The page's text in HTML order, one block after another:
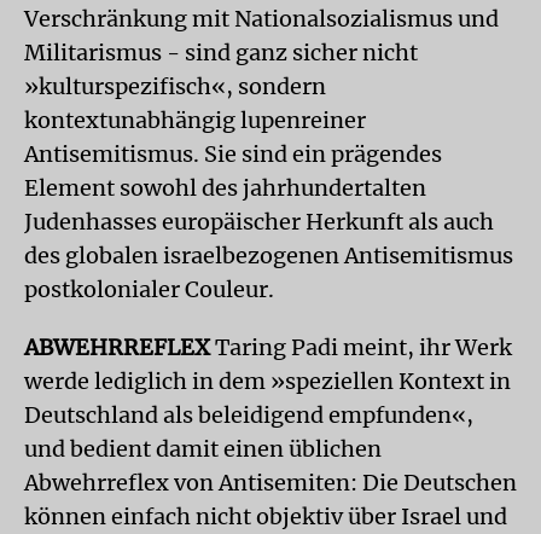
Verschränkung mit Nationalsozialismus und
Militarismus - sind ganz sicher nicht
»kulturspezifisch«, sondern
kontextunabhängig lupenreiner
Antisemitismus. Sie sind ein prägendes
Element sowohl des jahrhundertalten
Judenhasses europäischer Herkunft als auch
des globalen israelbezogenen Antisemitismus
postkolonialer Couleur.
ABWEHRREFLEXTaring Padi meint, ihr Werk
werde lediglich in dem »speziellen Kontext in
Deutschland als beleidigend empfunden«,
und bedient damit einen üblichen
Abwehrreflex von Antisemiten: Die Deutschen
können einfach nicht objektiv über Israel und